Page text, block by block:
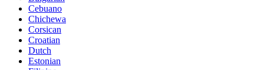
Cebuano
Chichewa
Corsican
Croatian
Dutch
Estonian